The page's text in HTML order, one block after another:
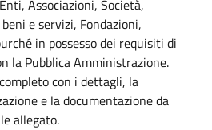
Associazioni, Società,
e servizi, Fondazioni,
in possesso dei requisiti di
la Pubblica Amministrazione.
con i dettagli, la
e la documentazione da
allegato.